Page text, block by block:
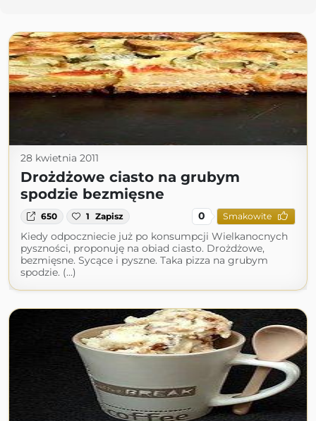
28 kwietnia 2011
Drożdżowe ciasto na grubym
spodzie bezmięsne
650 1 Zapisz 0 Smakowite
Kiedy odpoczniecie już po konsumpcji Wielkanocnych
pyszności, proponuję na obiad ciasto. Drożdżowe,
bezmięsne. Sycące i pyszne. Taka pizza na grubym
spodzie. (...)